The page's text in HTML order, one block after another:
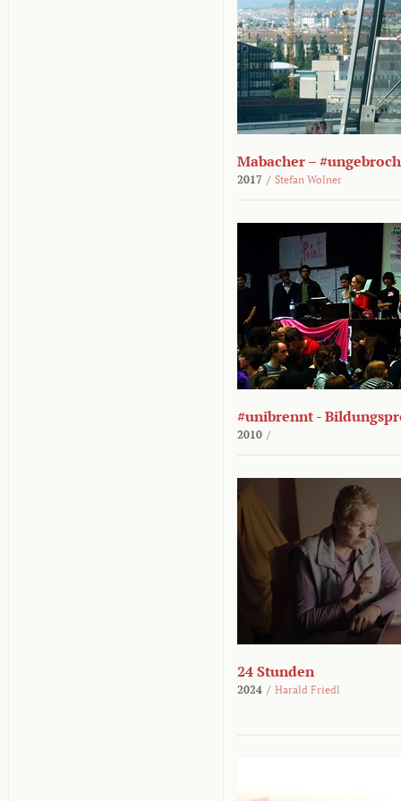
Mabacher –
2017 / Stefan Wolner
#unibrennt -
2010 /
24 Stunden
2024 / Harald Friedl